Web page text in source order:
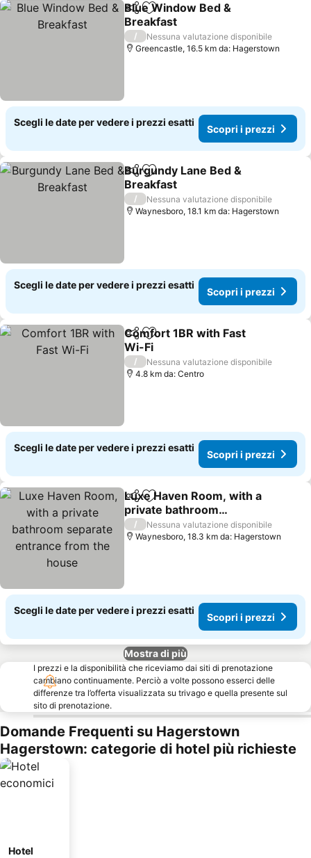
CondividiAggiungi ai preferiti
Blue Window Bed &
Breakfast
/
Nessuna valutazione disponibile
Greencastle, 16.5 km da: Hagerstown
Scegli le date per vedere i prezzi esatti
Scopri i prezzi
CondividiAggiungi ai preferiti
Burgundy Lane Bed &
Breakfast
/
Nessuna valutazione disponibile
Waynesboro, 18.1 km da: Hagerstown
Scegli le date per vedere i prezzi esatti
Scopri i prezzi
CondividiAggiungi ai preferiti
Comfort 1BR with Fast
Wi-Fi
/
Nessuna valutazione disponibile
4.8 km da: Centro
Scegli le date per vedere i prezzi esatti
Scopri i prezzi
CondividiAggiungi ai preferiti
Luxe Haven Room, with a
private bathroom
separate entrance from
the house
/
Nessuna valutazione disponibile
Waynesboro, 18.3 km da: Hagerstown
Scegli le date per vedere i prezzi esatti
Scopri i prezzi
Mostra di più
I prezzi e la disponibilità che riceviamo dai siti di prenotazione
cambiano continuamente. Perciò a volte possono esserci delle
differenze tra l’offerta visualizzata su trivago e quella presente sul
sito di prenotazione.
Domande Frequenti su Hagerstown
Hagerstown: categorie di hotel più richieste
Hotel